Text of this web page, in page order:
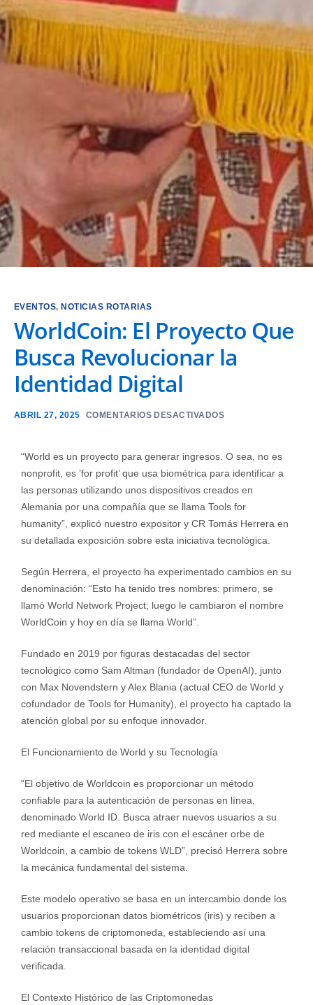
EVENTOS,NOTICIAS ROTARIAS
WorldCoin: El Proyecto Que
Busca Revolucionar la
Identidad Digital
ABRIL 27, 2025 COMENTARIOS DESACTIVADOS
“World es un proyecto para generar ingresos. O sea, no es
nonprofit, es ’for profit’ que usa biométrica para identificar a
las personas utilizando unos dispositivos creados en
Alemania por una compañía que se llama Tools for
humanity”, explicó nuestro expositor y CR Tomás Herrera en
su detallada exposición sobre esta iniciativa tecnológica.
Según Herrera, el proyecto ha experimentado cambios en su
denominación: “Esto ha tenido tres nombres: primero, se
llamó World Network Project; luego le cambiaron el nombre
WorldCoin y hoy en día se llama World”.
Fundado en 2019 por figuras destacadas del sector
tecnológico como Sam Altman (fundador de OpenAI), junto
con Max Novendstern y Alex Blania (actual CEO de World y
cofundador de Tools for Humanity), el proyecto ha captado la
atención global por su enfoque innovador.
El Funcionamiento de World y su Tecnología
“El objetivo de Worldcoin es proporcionar un método
confiable para la autenticación de personas en línea,
denominado World ID. Busca atraer nuevos usuarios a su
red mediante el escaneo de iris con el escáner orbe de
Worldcoin, a cambio de tokens WLD”, precisó Herrera sobre
la mecánica fundamental del sistema.
Este modelo operativo se basa en un intercambio donde los
usuarios proporcionan datos biométricos (iris) y reciben a
cambio tokens de criptomoneda, estableciendo así una
relación transaccional basada en la identidad digital
verificada.
El Contexto Histórico de las Criptomonedas